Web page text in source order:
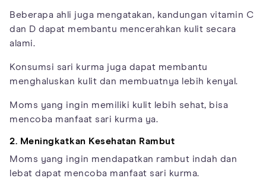
Beberapa ahli juga mengatakan, kandungan vitamin C
dan D dapat membantu mencerahkan kulit secara
alami.
Konsumsi sari kurma juga dapat membantu
menghaluskan kulit dan membuatnya lebih kenyal.
Moms yang ingin memiliki kulit lebih sehat, bisa
mencoba manfaat sari kurma ya.
2. Meningkatkan Kesehatan Rambut
Moms yang ingin mendapatkan rambut indah dan
lebat dapat mencoba manfaat sari kurma.